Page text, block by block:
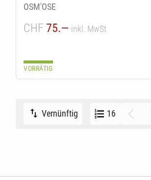
OSM'OSE
CHF 75.— inkl. MwSt
VORRÄTIG
Vernünftig 16